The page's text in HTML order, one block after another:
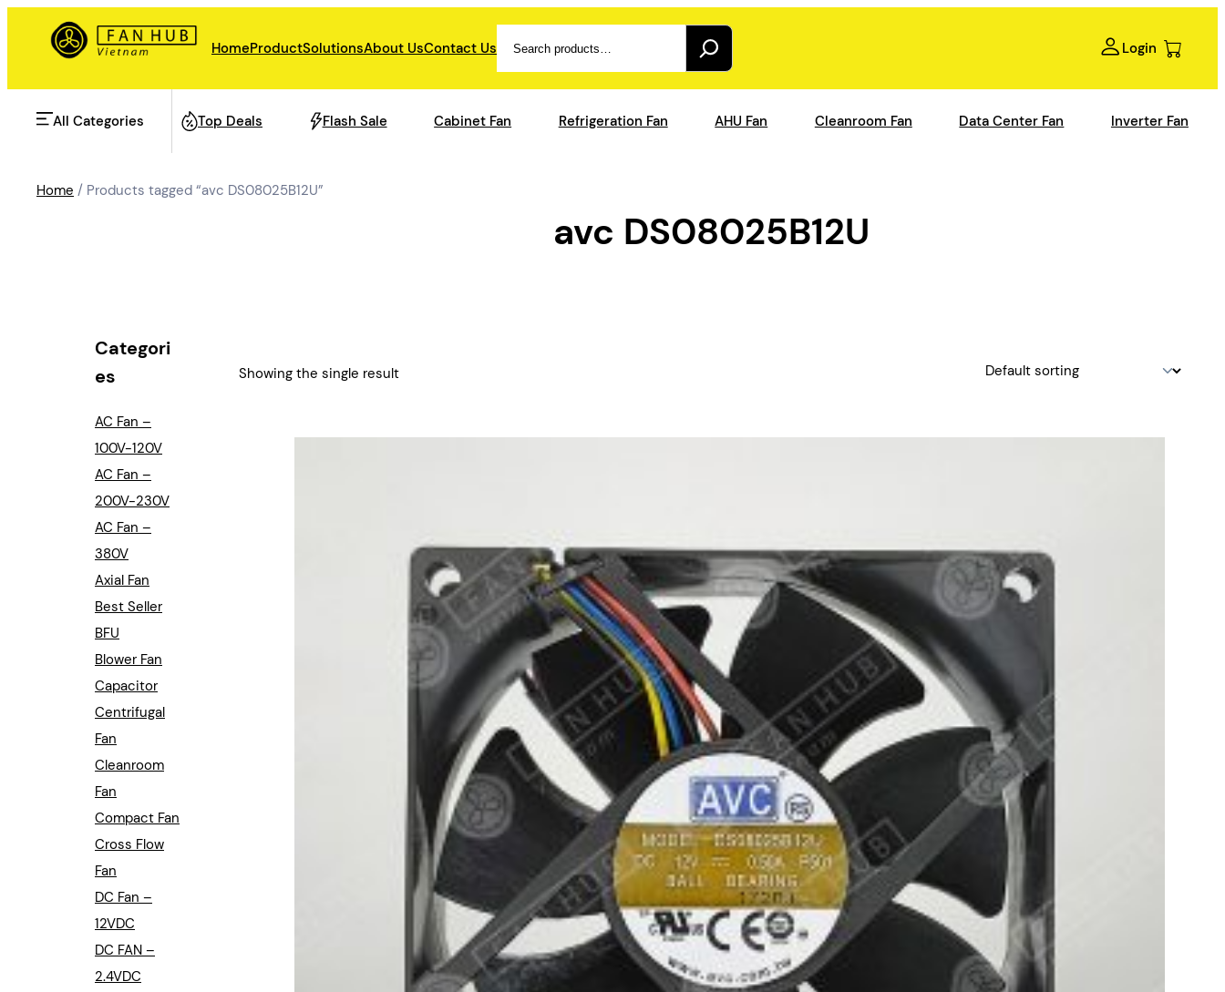
HomeProductSolutionsAbout UsContact Us Login
All Categories
AHU Fan
Refrigeration Fan
Industrial Automation
Cleanroom Fan
Air Purification
Cabinet Fan
Inverter Fan
Top Deals Flash Sale Cabinet Fan Refrigeration Fan AHU Fan Cleanroom Fan Data Center Fan Inverter Fan
Categori
es
AC Fan –
100V-120V
AC Fan –
200V-230V
AC Fan –
380V
Axial Fan
Best Seller
BFU
Blower Fan
Capacitor
Centrifugal
Fan
Cleanroom
Fan
Compact Fan
Cross Flow
Fan
DC Fan –
12VDC
DC FAN –
2.4VDC
Home / Products tagged “avc DS08025B12U”
avc DS08025B12U
Showing the single result